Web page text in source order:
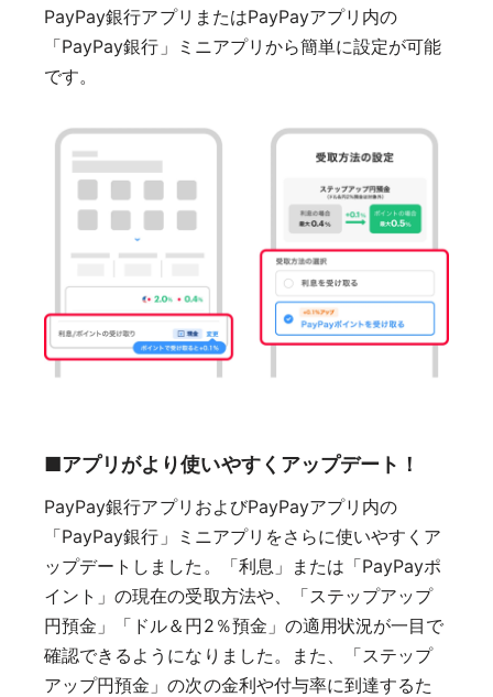
PayPay銀行アプリまたはPayPayアプリ内の
「PayPay銀行」ミニアプリから簡単に設定が可能
です。
■アプリがより使いやすくアップデート！
PayPay銀行アプリおよびPayPayアプリ内の
「PayPay銀行」ミニアプリをさらに使いやすくア
ップデートしました。「利息」または「PayPayポ
イント」の現在の受取方法や、「ステップアップ
円預金」「ドル＆円2％預金」の適用状況が一目で
確認できるようになりました。また、「ステップ
アップ円預金」の次の金利や付与率に到達するた